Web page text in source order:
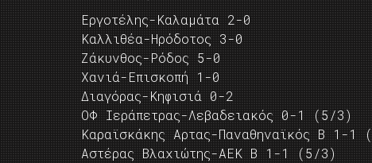
Εργοτέλης-Καλαμάτα 2-0
Καλλιθέα-Ηρόδοτος 3-0
Ζάκυνθος-Ρόδος 5-0
Χανιά-Επισκοπή 1-0
Διαγόρας-Κηφισιά 0-2
ΟΦ Ιεράπετρας-Λεβαδειακός 0-1 (5/3)
Καραϊσκάκης Αρτας-Παναθηναϊκός Β 1-1
Αστέρας Βλαχιώτης-ΑΕΚ Β 1-1 (5/3)